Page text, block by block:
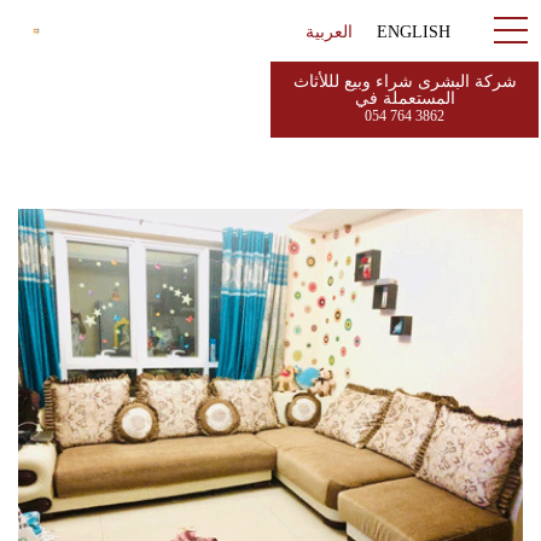
العربية ENGLISH
شركة البشرى شراء وبيع لللأثاث
المستعملة في
054 764 3862